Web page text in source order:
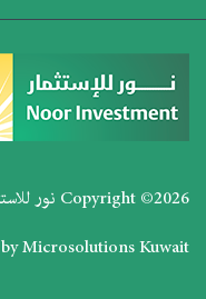
Copyright ©
byMicrosolutions Kuwait